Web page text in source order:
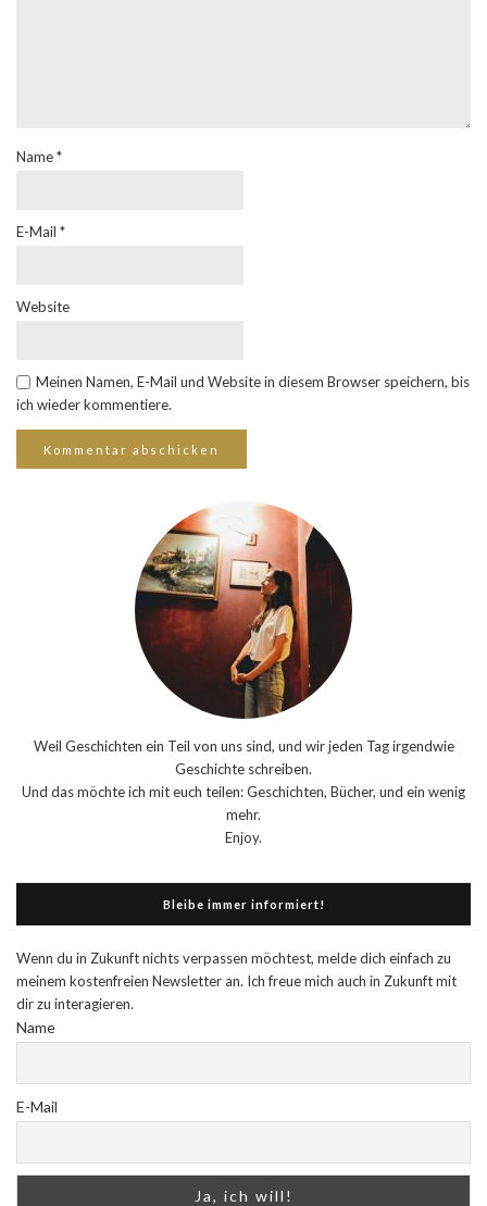
Name*
E-Mail *
Website
Meinen Namen, E-Mail und Website in diesem Browser speichern, bis
ich wieder kommentiere.
Weil Geschichten ein Teil von uns sind, und wir jeden Tag irgendwie
Geschichte schreiben.
Und das möchte ich mit euch teilen: Geschichten, Bücher, und ein wenig
mehr.
Enjoy.
Bleibe immer informiert!
Wenn du in Zukunft nichts verpassen möchtest, melde dich einfach zu
meinem kostenfreien Newsletter an. Ich freue mich auch in Zukunft mit
dir zu interagieren.
Name
E-Mail